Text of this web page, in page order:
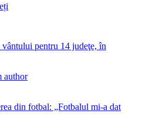
pentru 14 judeţe, în
author
din fotbal: „Fotbalul mi-a dat